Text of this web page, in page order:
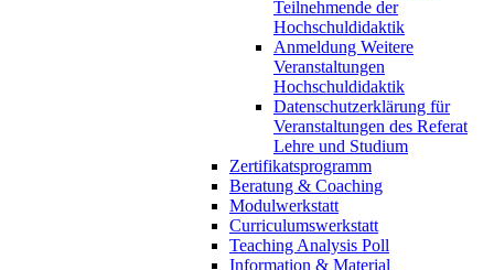
Teilnehmende der
Hochschuldidaktik
Anmeldung Weitere
Veranstaltungen
Hochschuldidaktik
Datenschutzerklärung für
Veranstaltungen des Referat
Lehre und Studium
Zertifikatsprogramm
Beratung & Coaching
Modulwerkstatt
Curriculumswerkstatt
Teaching Analysis Poll
Information & Material